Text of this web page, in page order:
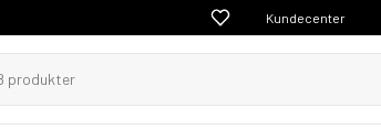
Kundecenter